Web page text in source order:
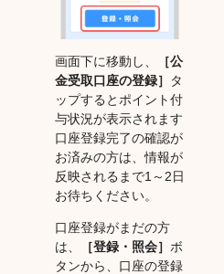
画面下に移動し、
［公
金受取口座の登録］
タ
ップするとポイント付
与状況が表示されます
口座登録完了の確認が
お済みの方は、情報が
反映されるまで1～2日
お待ちください。
口座登録がまだの方
は、
［登録・照会］ ボ
タンから、口座の登録